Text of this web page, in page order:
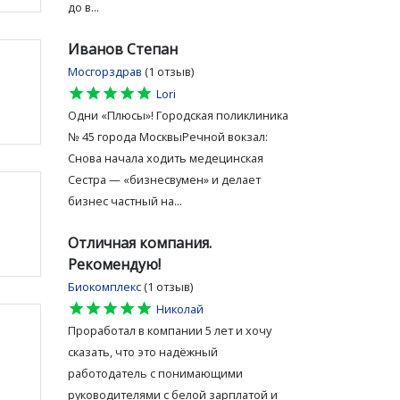
до в...
Иванов Степан
Мосгорздрав (1 отзыв)
star
star
star
star
star
Lori
Одни «Плюсы»! Городская поликлиника
№ 45 города МосквыРечной вокзал:
Снова начала ходить медецинская
Сестра — «бизнесвумен» и делает
бизнес частный на...
Отличная компания.
Рекомендую!
Биокомплекс (1 отзыв)
star
star
star
star
star
Николай
Проработал в компании 5 лет и хочу
сказать, что это надёжный
работодатель с понимающими
руководителями с белой зарплатой и